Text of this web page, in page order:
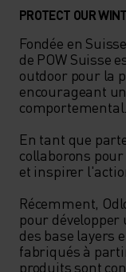
PROTECT OUR
Fondée en
de POW Suisse
outdoor pour la
encourageant
comportemental.
En tant que
collaborons
et inspirer
Récemment,
pour
des base layers
fabriqués à
produits sont